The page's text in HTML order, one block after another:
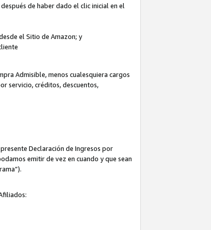
de haber dado el clic inicial en el
el Sitio de Amazon; y
Admisible, menos cualesquiera cargos
servicio, créditos, descuentos,
Declaración de Ingresos por
emitir de vez en cuando y que sean